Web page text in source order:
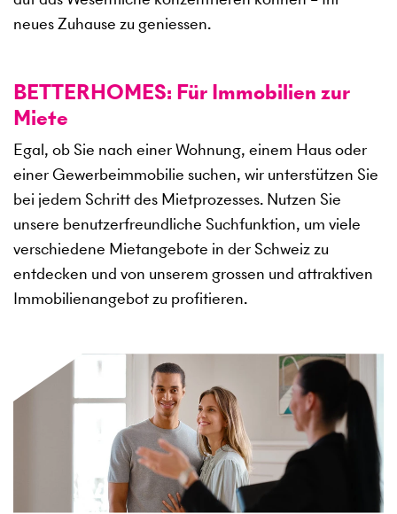
neues Zuhause zu geniessen.
BETTERHOMES: Für Immobilien zur
Miete
Egal, ob Sie nach einer Wohnung, einem Haus oder
einer Gewerbeimmobilie suchen, wir unterstützen Sie
bei jedem Schritt des Mietprozesses. Nutzen Sie
unsere benutzerfreundliche Suchfunktion, um viele
verschiedene Mietangebote in der Schweiz zu
entdecken und von unserem grossen und attraktiven
Immobilienangebot zu profitieren.